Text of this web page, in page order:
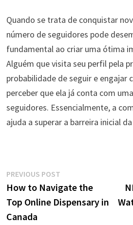
Quando se trata de conquistar
número de seguidores pode
fundamental ao criar uma ótima
Alguém que visita seu perfil pela
probabilidade de seguir e engajar
perceber que ela já conta com
seguidores. Essencialmente, a
ajuda a superar a barreira inicial
Post
navigation
PREVIOUS POSTPrevious
post:
How to Navigate the
Top Online Dispensary in
Canada